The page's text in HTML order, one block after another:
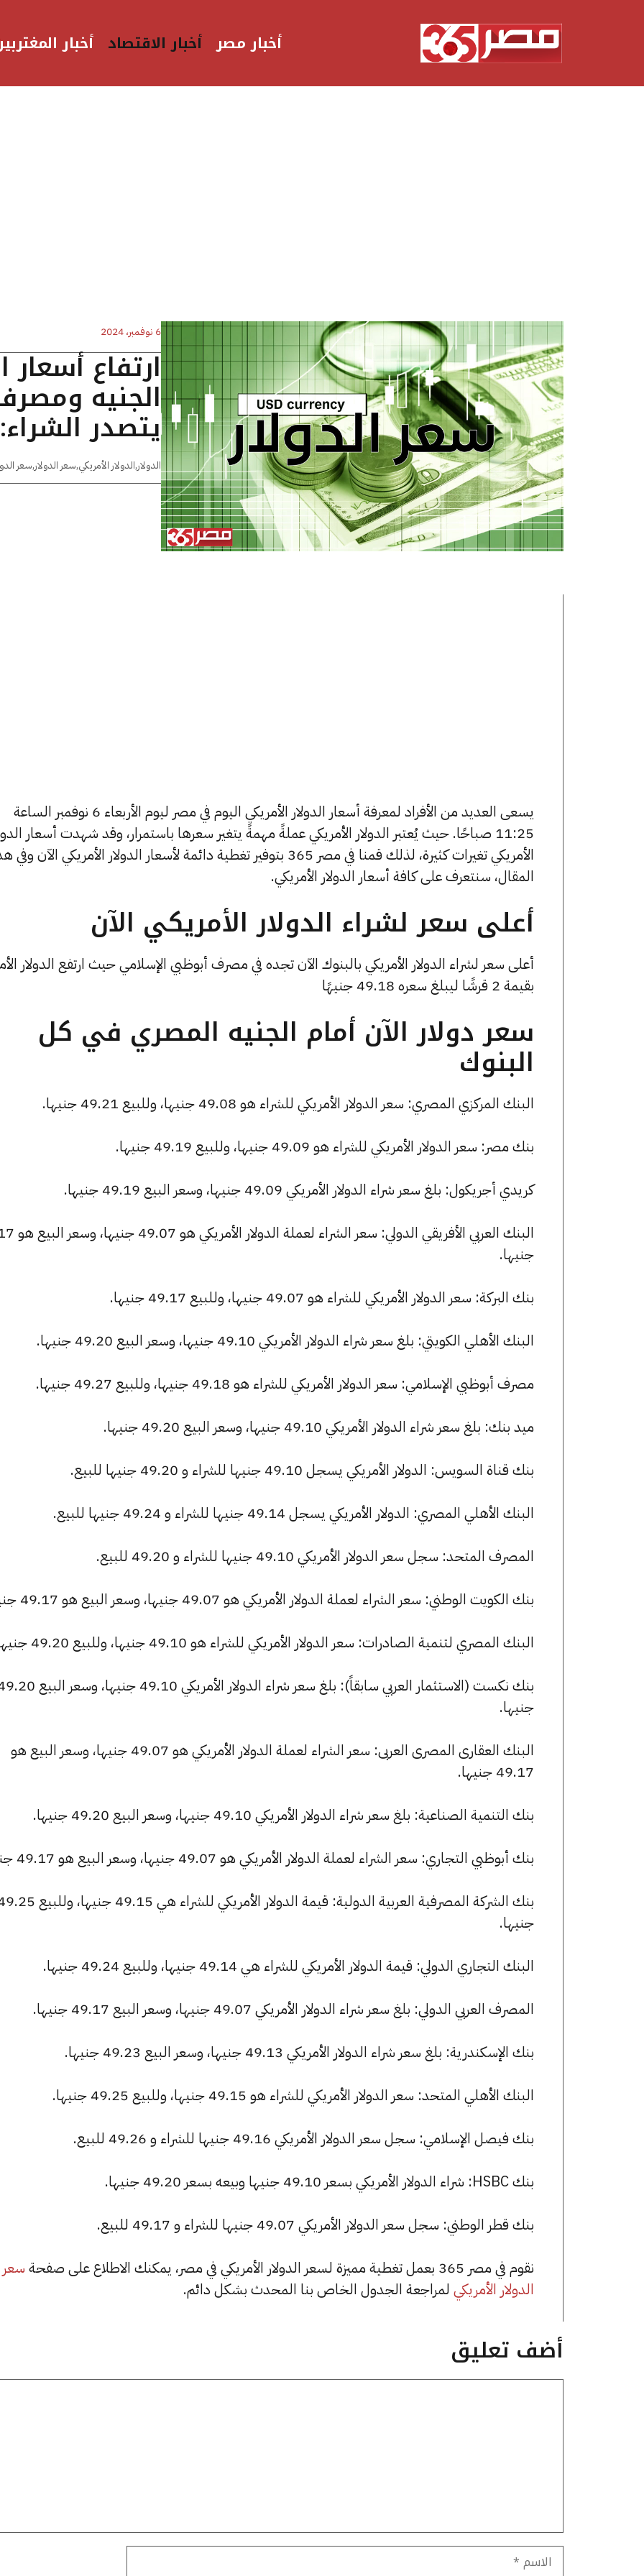
أخبار مصر أخبار الاقتصاد أخبار
6 نوفمبر، 2024
ارتفاع أسعار
الجنيه
يتصدر الشراء:
الدولار,الدولار الأمريكي,سعر الدولار,سعر
يسعى العديد من الأفراد لمعرفة أسعار الدولار الأمريكي اليوم في مصر ليوم الأربعاء 6 نوفمبر الساعة
11:25 صباحًا. حيث يُعتبر الدولار الأمريكي عملةً مهمةً يتغير سعرها باستمرار، وقد شهدت أسعار
الأمريكي تغيرات كثيرة، لذلك قمنا في مصر 365 بتوفير تغطية دائمة لأسعار الدولار الأمريكي الآن وفي
المقال، سنتعرف على كافة أسعار الدولار الأمريكي.
أعلى سعر لشراء الدولار الأمريكي الآن
أعلى سعر لشراء الدولار الأمريكي بالبنوك الآن تجده في مصرف أبوظبي الإسلامي حيث ارتفع الدولار
بقيمة 2 قرشًا ليبلغ سعره 49.18 جنيهًا
سعر دولار الآن أمام الجنيه المصري في كل
البنوك
البنك المركزي المصري: سعر الدولار الأمريكي للشراء هو 49.08 جنيها، وللبيع 49.21 جنيها.
بنك مصر: سعر الدولار الأمريكي للشراء هو 49.09 جنيها، وللبيع 49.19 جنيها.
كريدي أجريكول: بلغ سعر شراء الدولار الأمريكي 49.09 جنيها، وسعر البيع 49.19 جنيها.
البنك العربي الأفريقي
جنيها.
بنك البركة: سعر الدولار الأمريكي للشراء هو 49.07 جنيها، وللبيع 49.17 جنيها.
البنك الأهلي الكويتي: بلغ سعر شراء الدولار الأمريكي 49.10 جنيها، وسعر البيع 49.20 جنيها.
مصرف أبوظبي الإسلامي: سعر الدولار الأمريكي للشراء هو 49.18 جنيها، وللبيع 49.27 جنيها.
ميد بنك: بلغ سعر شراء الدولار الأمريكي 49.10 جنيها، وسعر البيع 49.20 جنيها.
بنك قناة السويس: الدولار الأمريكي يسجل 49.10 جنيها للشراء و 49.20 جنيها للبيع.
البنك الأهلي المصري: الدولار الأمريكي يسجل 49.14 جنيها للشراء و 49.24 جنيها للبيع.
المصرف المتحد: سجل سعر الدولار الأمريكي 49.10 جنيها للشراء و 49.20 للبيع.
بنك الكويت الوطني: سعر الشراء لعملة الدولار الأمريكي هو 49.07 جنيها، وسعر البيع هو 49.17 جنيها.
البنك المصري لتنمية الصادرات: سعر الدولار الأمريكي للشراء هو 49.10 جنيها، وللبيع 49.20 جنيها.
بنك نكست (الاستثمار العربي سابقاً): بلغ سعر شراء الدولار الأمريكي 49.10 جنيها،
جنيها.
البنك العقارى المصرى العربى: سعر الشراء لعملة الدولار الأمريكي هو 49.07 جنيها، وسعر البيع هو
49.17 جنيها.
بنك التنمية الصناعية: بلغ سعر شراء الدولار الأمريكي 49.10 جنيها، وسعر البيع 49.20 جنيها.
بنك أبوظبي التجاري: سعر الشراء لعملة الدولار الأمريكي هو 49.07 جنيها، وسعر البيع هو 49.17 جنيها.
بنك الشركة المصرفية العربية الدولية: قيمة الدولار الأمريكي للشراء هي 49.15
جنيها.
البنك التجاري الدولي: قيمة الدولار الأمريكي للشراء هي 49.14 جنيها، وللبيع 49.24 جنيها.
المصرف العربي الدولي: بلغ سعر شراء الدولار الأمريكي 49.07 جنيها، وسعر البيع 49.17 جنيها.
بنك الإسكندرية: بلغ سعر شراء الدولار الأمريكي 49.13 جنيها، وسعر البيع 49.23 جنيها.
البنك الأهلي المتحد: سعر الدولار الأمريكي للشراء هو 49.15 جنيها، وللبيع 49.25 جنيها.
بنك فيصل الإسلامي: سجل سعر الدولار الأمريكي 49.16 جنيها للشراء و 49.26 للبيع.
بنك HSBC: شراء الدولار الأمريكي بسعر 49.10 جنيها وبيعه بسعر 49.20 جنيها.
بنك قطر الوطني: سجل سعر الدولار الأمريكي 49.07 جنيها للشراء و 49.17 للبيع.
نقوم في مصر 365 بعمل تغطية مميزة لسعر الدولار الأمريكي في مصر، يمكنك الاطلاع على صفحة
سعر
الدولار الأمريكي لمراجعة الجدول الخاص بنا المحدث بشكل دائم.
أضف تعليق
الاسم